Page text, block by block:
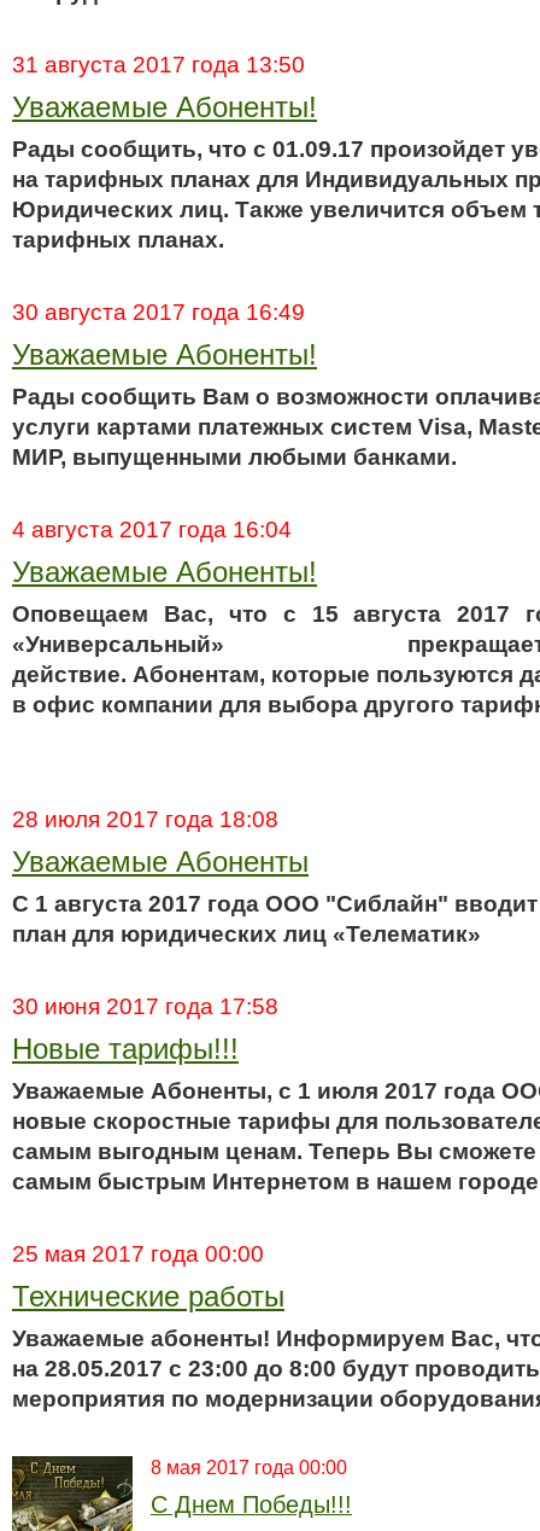
31 августа 2017 года 13:50
Уважаемые Абоненты!
Рады сообщить, что с 01.09.17 произойдет
на тарифных планах для Индивидуальных
Юридических лиц. Также увеличится объем
тарифных планах.
30 августа 2017 года 16:49
Уважаемые Абоненты!
Рады сообщить Вам о возможности
услуги картами платежных систем Visa,
МИР, выпущенными любыми банками.
4 августа 2017 года 16:04
Уважаемые Абоненты!
Оповещаем Вас, что с 15 августа 2017
«Универсальный»
действие. Абонентам, которые пользуются
в офис компании для выбора другого
28 июля 2017 года 18:08
Уважаемые Абоненты
C 1 августа 2017 года ООО "Сиблайн"
план для юридических лиц «Телематик»
30 июня 2017 года 17:58
Новые тарифы!!!
Уважаемые Абоненты, с 1 июля 2017 года
новые скоростные тарифы для
самым выгодным ценам. Теперь Вы сможете
самым быстрым Интернетом в нашем
25 мая 2017 года 00:00
Технические работы
Уважаемые абоненты! Информируем Вас,
на 28.05.2017 с 23:00 до 8:00 будут
мероприятия по модернизации
8 мая 2017 года 00:00
С Днем Победы!!!